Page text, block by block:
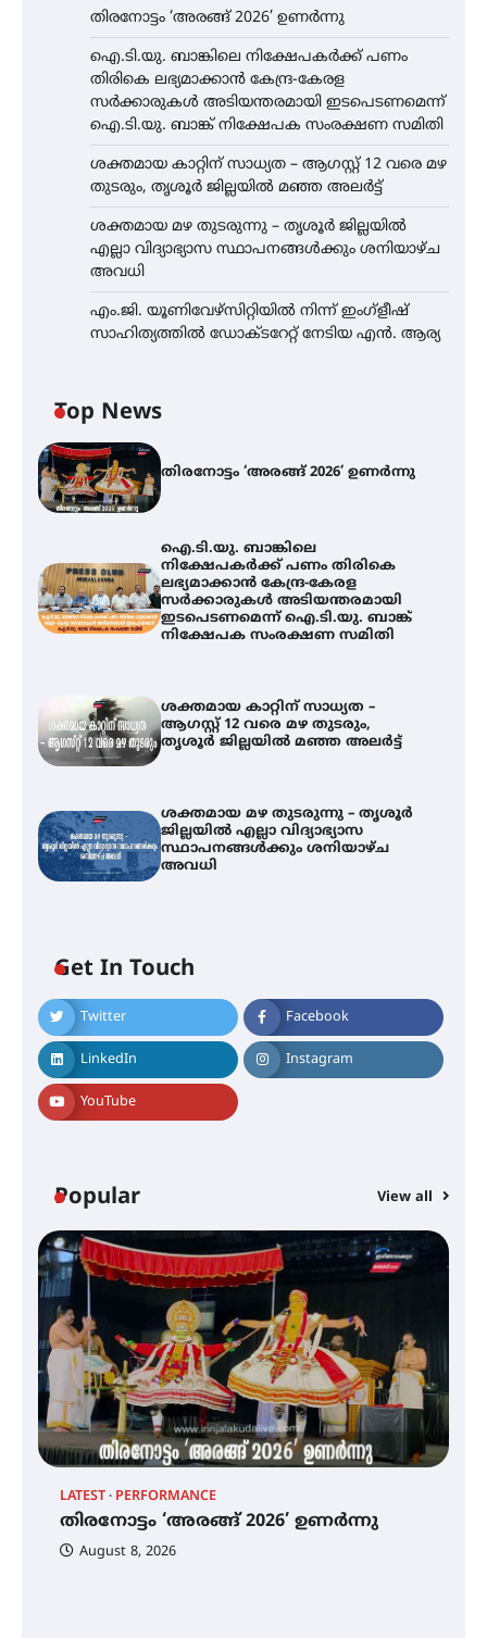
തിരനോട്ടം ‘അരങ്ങ് 2026’ ഉണർന്നു
ഐ.ടി.യു. ബാങ്കിലെ നിക്ഷേപകർക്ക് പണം
തിരികെ ലഭ്യമാക്കാൻ കേന്ദ്ര-കേരള
സർക്കാരുകൾ അടിയന്തരമായി ഇടപെടണമെന്ന്
ഐ.ടി.യു. ബാങ്ക് നിക്ഷേപക സംരക്ഷണ സമിതി
ശക്തമായ കാറ്റിന് സാധ്യത – ആഗസ്റ്റ് 12 വരെ മഴ
തുടരും, തൃശൂർ ജില്ലയിൽ മഞ്ഞ അലർട്ട്
ശക്തമായ മഴ തുടരുന്നു – തൃശൂർ ജില്ലയിൽ
എല്ലാ വിദ്യാഭ്യാസ സ്ഥാപനങ്ങൾക്കും ശനിയാഴ്ച
അവധി
എം.ജി. യൂണിവേഴ്‌സിറ്റിയിൽ നിന്ന് ഇംഗ്ളീഷ്
സാഹിത്യത്തിൽ ഡോക്ടറേറ്റ് നേടിയ എൻ. ആര്യ
Top News
തിരനോട്ടം ‘അരങ്ങ് 2026’ ഉണർന്നു
ഐ.ടി.യു. ബാങ്കിലെ
നിക്ഷേപകർക്ക് പണം തിരികെ
ലഭ്യമാക്കാൻ കേന്ദ്ര-കേരള
സർക്കാരുകൾ അടിയന്തരമായി
ഇടപെടണമെന്ന് ഐ.ടി.യു. ബാങ്ക്
നിക്ഷേപക സംരക്ഷണ സമിതി
ശക്തമായ കാറ്റിന് സാധ്യത –
ആഗസ്റ്റ് 12 വരെ മഴ തുടരും,
തൃശൂർ ജില്ലയിൽ മഞ്ഞ അലർട്ട്
ശക്തമായ മഴ തുടരുന്നു – തൃശൂർ
ജില്ലയിൽ എല്ലാ വിദ്യാഭ്യാസ
സ്ഥാപനങ്ങൾക്കും ശനിയാഴ്ച
അവധി
Get In Touch
Twitter Facebook
LinkedIn Instagram
YouTube
Popular View all
LATEST PERFORMANCE
തിരനോട്ടം ‘അരങ്ങ് 2026’ ഉണർന്നു
August 8, 2026
ഐ.ടി.യു. ബാങ്കിലെ
നിക്ഷേപകർക്ക് പണം തിരികെ
ശക്തമായ കാറ്റിന് സാധ്യത –
ആഗസ്റ്റ് 12 വരെ മഴ തുടരും,
തൃശൂർ ജില്ലയിൽ മഞ്ഞ അലർട്ട്
ശക്തമായ മഴ തുടരുന്നു – തൃശൂർ
എം.ജി. യൂണിവേഴ്‌സിറ്റിയിൽ നിന്ന്
ഇംഗ്ളീഷ് സാഹിത്യത്തിൽ
ഡോക്ടറേറ്റ് നേടിയ എൻ. ആര്യ
ട്യുണീഷ്യൻ ചിത്രം ” ദി വോയിസ്
ഓഫ് ഹിന്ദ് റജബ് ” ഇരിങ്ങാലക്കുട
ഫിലിം സൊസൈറ്റി ആഗസ്റ്റ് 7
വെള്ളിയാഴ്ച സ്‌ക്രീൻ ചെയ്യുന്നു
തിരനോട്ടം ‘അരങ്ങ് 2026’ ഉണർന്നു